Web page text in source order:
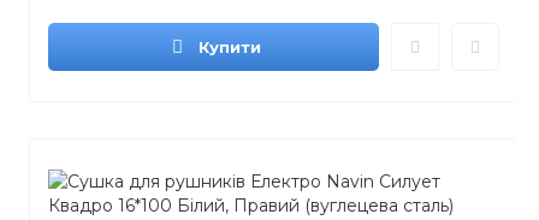
Купити